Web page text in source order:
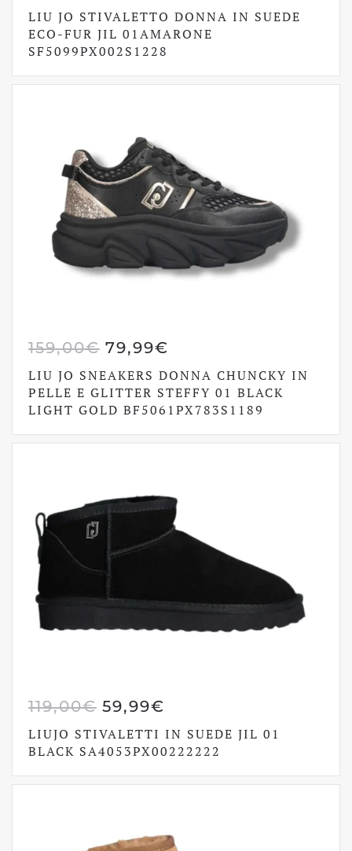
PREZZO
ORIGINALE
ERA:
119,00€.
PREZZO
ATTUALE
È:
59,99€.
LIU JO STIVALETTO DONNA IN SUEDE
ECO-FUR JIL 01AMARONE
SF5099PX002S1228
159,00€ IL
PREZZO
ORIGINALE
ERA:
159,00€.
79,99€
PREZZO
ATTUALE
È:
79,99€.
LIU JO SNEAKERS DONNA CHUNCKY IN
PELLE E GLITTER STEFFY 01 BLACK
LIGHT GOLD BF5061PX783S1189
119,00€ IL
PREZZO
ORIGINALE
ERA:
59,99€
PREZZO
ATTUALE
È:
LIUJO STIVALETTI IN SUEDE JIL 01
BLACK SA4053PX00222222